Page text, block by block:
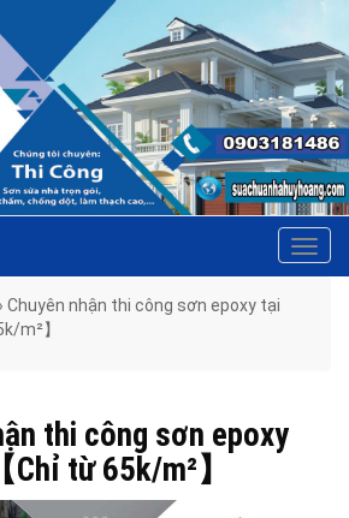
Chuyên nhận thi công sơn epoxy tại
m²】
thi công sơn epoxy
từ 65k/m²】